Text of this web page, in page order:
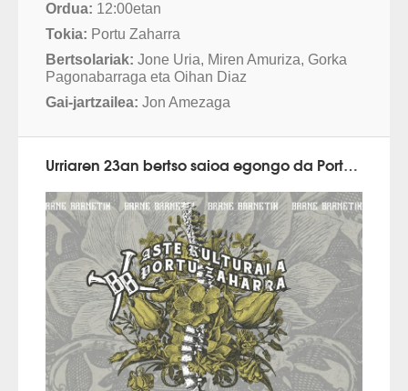
Ordua: 12:00etan
Tokia: Portu Zaharra
Bertsolariak: Jone Uria, Miren Amuriza, Gorka
Pagonabarraga eta Oihan Diaz
Gai-jartzailea: Jon Amezaga
Urriaren 23an bertso saioa egongo da Portu Zaharrean